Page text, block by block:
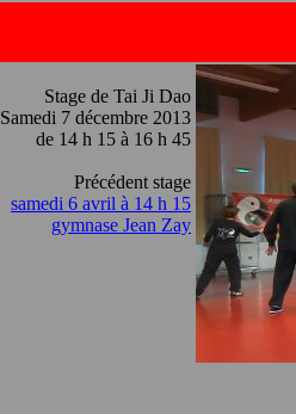
Stage de Tai Ji Dao
Samedi 7 décembre 2013
de 14 h 15 à 16 h 45
Précédent stage
samedi 6 avril à 14 h 15
gymnase Jean Zay